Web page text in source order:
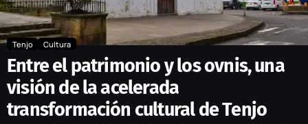
Tenjo Cultura
Entre el patrimonio y los ovnis, una
visión de la acelerada
transformación cultural de Tenjo